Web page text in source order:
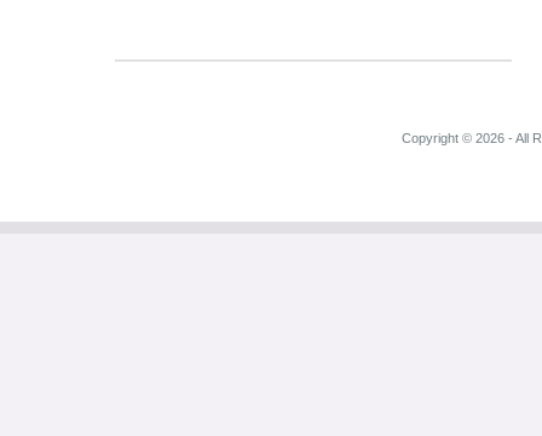
Copyright © 2026 - All